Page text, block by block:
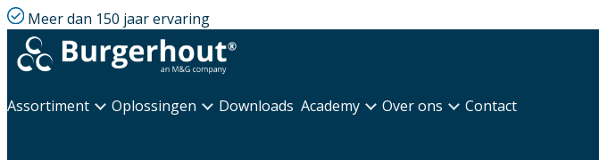
Meer dan 150 jaar ervaring
Assortiment Oplossingen Downloads Academy Over ons Contact